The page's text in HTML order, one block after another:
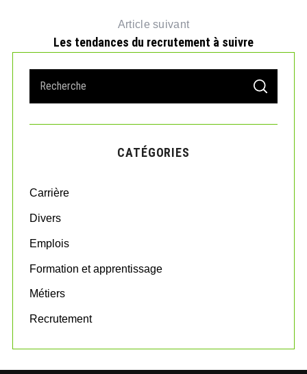
Article suivant
Les tendances du recrutement à suivre
a
r
o
:
S
A
C
CATÉGORIES
Carrière
Divers
Emplois
Formation et apprentissage
Métiers
Recrutement